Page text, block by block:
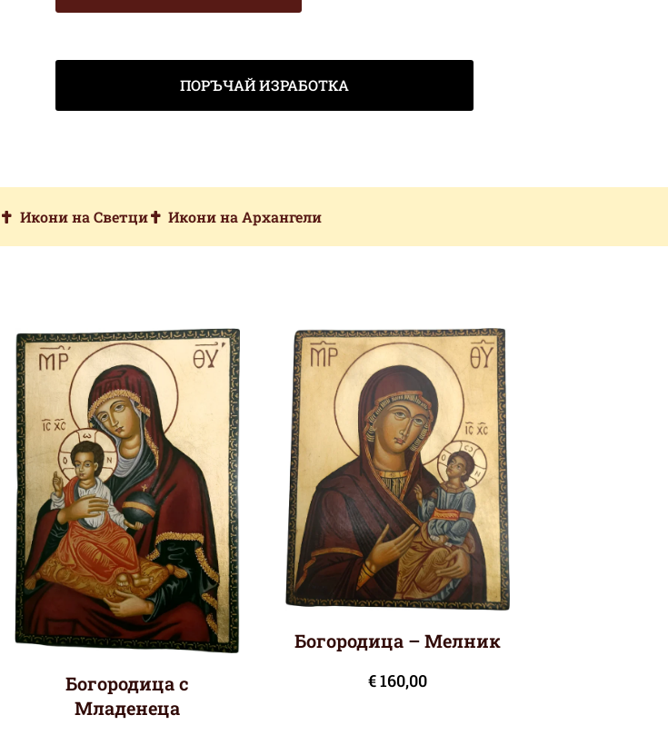
ПОРЪЧАЙ ИЗРАБОТКА
Икони на Светци Икони на Архангели
Богородица с
Младенеца
Богородица – Мелник
€160,00